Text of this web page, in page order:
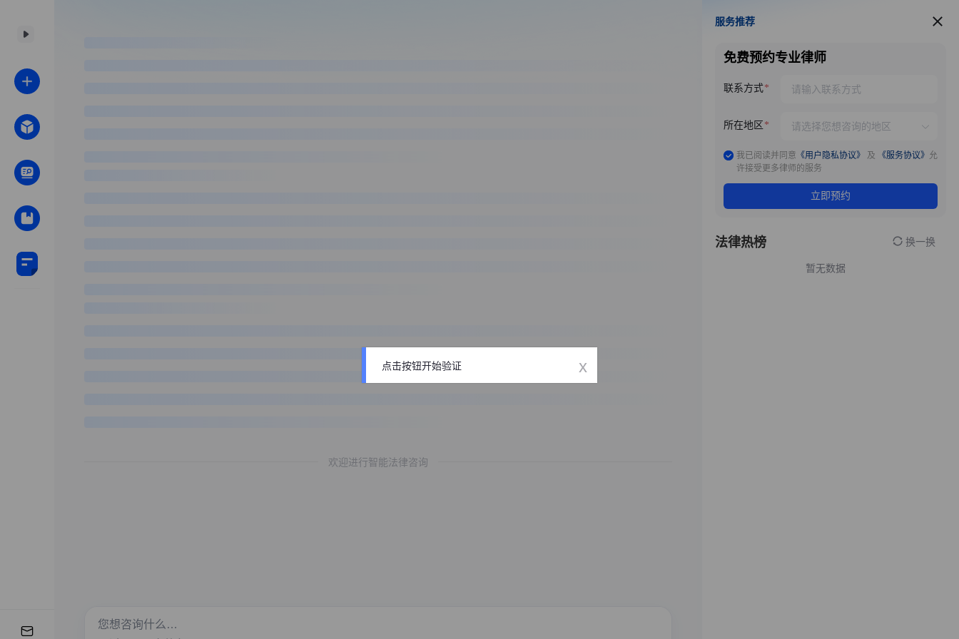
欢迎进行智能法律咨询
服务推荐
服务推荐
免费预约专业律师
联系方式
所在地区
我已阅读并同意 《用户隐私协议》 及 《服务协议》 允
许接受更多律师的服务
立即预约
法律热榜 换一换
暂无数据
点击按钮开始验证 x